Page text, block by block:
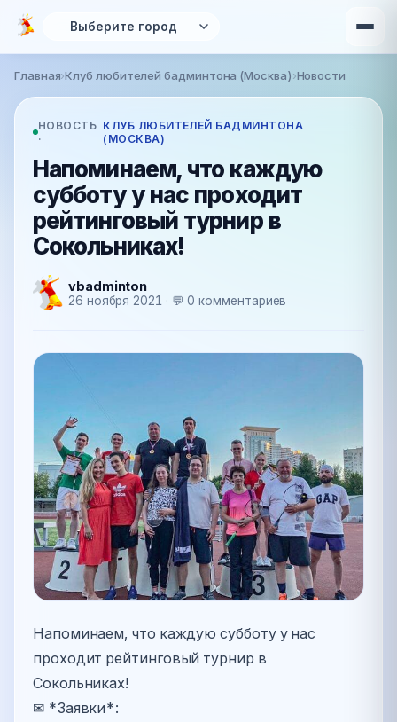
Перейти к основному содержанию
Вы здесь
Главная›Клуб любителей бадминтона (Москва)›Новости
НОВОСТЬ
·
КЛУБ ЛЮБИТЕЛЕЙ БАДМИНТОНА
(МОСКВА)
Напоминаем, что каждую
субботу у нас проходит
рейтинговый турнир в
Сокольниках!
vbadminton
26 ноября 2021 · 💬 0 комментариев
Напоминаем, что каждую субботу у нас
проходит рейтинговый турнир в
Сокольниках!
✉ *Заявки*: